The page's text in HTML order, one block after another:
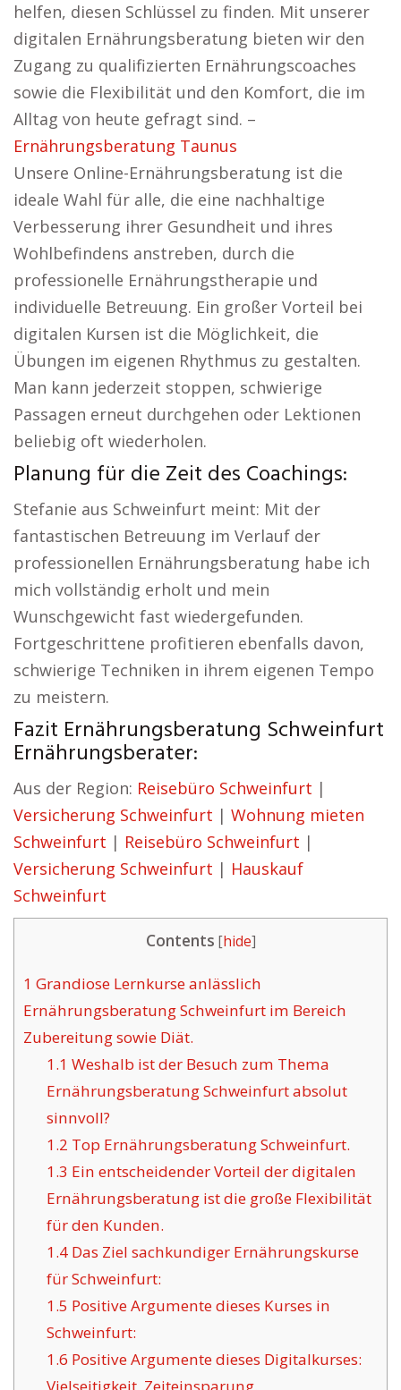
helfen, diesen Schlüssel zu finden. Mit unserer
digitalen Ernährungsberatung bieten wir den
Zugang zu qualifizierten Ernährungscoaches
sowie die Flexibilität und den Komfort, die im
Alltag von heute gefragt sind. –
Ernährungsberatung Taunus
Unsere Online-Ernährungsberatung ist die
ideale Wahl für alle, die eine nachhaltige
Verbesserung ihrer Gesundheit und ihres
Wohlbefindens anstreben, durch die
professionelle Ernährungstherapie und
individuelle Betreuung. Ein großer Vorteil bei
digitalen Kursen ist die Möglichkeit, die
Übungen im eigenen Rhythmus zu gestalten.
Man kann jederzeit stoppen, schwierige
Passagen erneut durchgehen oder Lektionen
beliebig oft wiederholen.
Planung für die Zeit des Coachings:
Stefanie aus Schweinfurt meint: Mit der
fantastischen Betreuung im Verlauf der
professionellen Ernährungsberatung habe ich
mich vollständig erholt und mein
Wunschgewicht fast wiedergefunden.
Fortgeschrittene profitieren ebenfalls davon,
schwierige Techniken in ihrem eigenen Tempo
zu meistern.
Fazit Ernährungsberatung Schweinfurt
Ernährungsberater:
Aus der Region: Reisebüro Schweinfurt |
Versicherung Schweinfurt | Wohnung mieten
Schweinfurt | Reisebüro Schweinfurt |
Versicherung Schweinfurt | Hauskauf
Schweinfurt
Contents [hide]
1 Grandiose Lernkurse anlässlich
Ernährungsberatung Schweinfurt im Bereich
Zubereitung sowie Diät.
1.1 Weshalb ist der Besuch zum Thema
Ernährungsberatung Schweinfurt absolut
sinnvoll?
1.2 Top Ernährungsberatung Schweinfurt.
1.3 Ein entscheidender Vorteil der digitalen
Ernährungsberatung ist die große Flexibilität
für den Kunden.
1.4Das Ziel sachkundiger Ernährungskurse
für Schweinfurt:
1.5 Positive Argumente dieses Kurses in
Schweinfurt:
1.6 Positive Argumente dieses Digitalkurses: